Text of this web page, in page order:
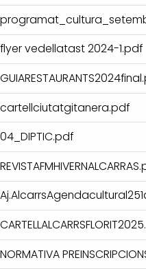
flyer vedellatast 2024-1.pdf
cartellciutatgitanera.pdf
04_DIPTIC.pdf
NORMATIVA